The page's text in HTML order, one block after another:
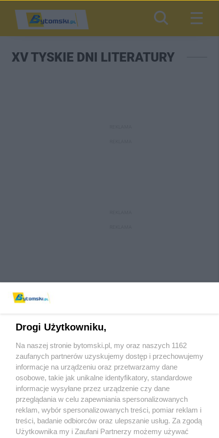
XV TYSKIE DNI LITERATURY
Wydawca mediów lokalnych
Nie zapomnij
zapoznać się z:
polityką prywatności regulamin korzystania z portali
Twojemiasto Skontaktuj sięz nami
Drogi Użytkowniku,
Na naszej stronie bytomski.pl, my oraz naszych 1162
zaufanych partnerów uzyskujemy dostęp i przechowujemy
informacje na urządzeniu oraz przetwarzamy dane
osobowe, takie jak unikalne identyfikatory, standardowe
informacje wysyłane przez urządzenie czy dane
przeglądania w celu zapewniania spersonalizowanych
reklam, wybór spersonalizowanych treści, pomiar reklam i
treści, badanie odbiorców oraz ulepszanie usług. Za zgodą
Użytkownika my i Zaufani Partnerzy możemy używać